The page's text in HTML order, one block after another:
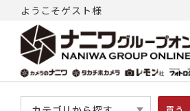
ようこそゲスト様